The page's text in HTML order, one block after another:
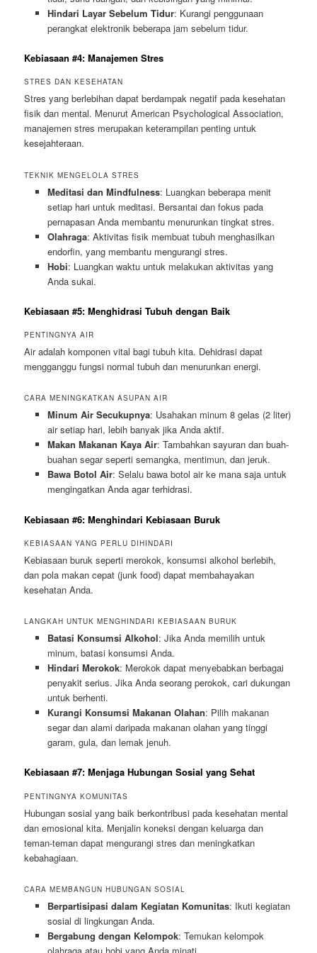
Hindari Layar Sebelum Tidur: Kurangi penggunaan
perangkat elektronik beberapa jam sebelum tidur.
Kebiasaan #4: Manajemen Stres
STRES DAN KESEHATAN
Stres yang berlebihan dapat berdampak negatif pada kesehatan
fisik dan mental. Menurut American Psychological Association,
manajemen stres merupakan keterampilan penting untuk
kesejahteraan.
TEKNIK MENGELOLA STRES
Meditasi dan Mindfulness: Luangkan beberapa menit
setiap hari untuk meditasi. Bersantai dan fokus pada
pernapasan Anda membantu menurunkan tingkat stres.
Olahraga: Aktivitas fisik membuat tubuh menghasilkan
endorfin, yang membantu mengurangi stres.
Hobi: Luangkan waktu untuk melakukan aktivitas yang
Anda sukai.
Kebiasaan #5: Menghidrasi Tubuh dengan Baik
PENTINGNYA AIR
Air adalah komponen vital bagi tubuh kita. Dehidrasi dapat
mengganggu fungsi normal tubuh dan menurunkan energi.
CARA MENINGKATKAN ASUPAN AIR
Minum Air Secukupnya: Usahakan minum 8 gelas (2 liter)
air setiap hari, lebih banyak jika Anda aktif.
Makan Makanan Kaya Air: Tambahkan sayuran dan buah-
buahan segar seperti semangka, mentimun, dan jeruk.
Bawa Botol Air: Selalu bawa botol air ke mana saja untuk
mengingatkan Anda agar terhidrasi.
Kebiasaan #6: Menghindari Kebiasaan Buruk
KEBIASAAN YANG PERLU DIHINDARI
Kebiasaan buruk seperti merokok, konsumsi alkohol berlebih,
dan pola makan cepat (junk food) dapat membahayakan
kesehatan Anda.
LANGKAH UNTUK MENGHINDARI KEBIASAAN BURUK
Batasi Konsumsi Alkohol: Jika Anda memilih untuk
minum, batasi konsumsi Anda.
Hindari Merokok: Merokok dapat menyebabkan berbagai
penyakit serius. Jika Anda seorang perokok, cari dukungan
untuk berhenti.
Kurangi Konsumsi Makanan Olahan: Pilih makanan
segar dan alami daripada makanan olahan yang tinggi
garam, gula, dan lemak jenuh.
Kebiasaan #7: Menjaga Hubungan Sosial yang Sehat
PENTINGNYA KOMUNITAS
Hubungan sosial yang baik berkontribusi pada kesehatan mental
dan emosional kita. Menjalin koneksi dengan keluarga dan
teman-teman dapat mengurangi stres dan meningkatkan
kebahagiaan.
CARA MEMBANGUN HUBUNGAN SOSIAL
Berpartisipasi dalam Kegiatan Komunitas: Ikuti kegiatan
sosial di lingkungan Anda.
Bergabung dengan Kelompok: Temukan kelomp­ok